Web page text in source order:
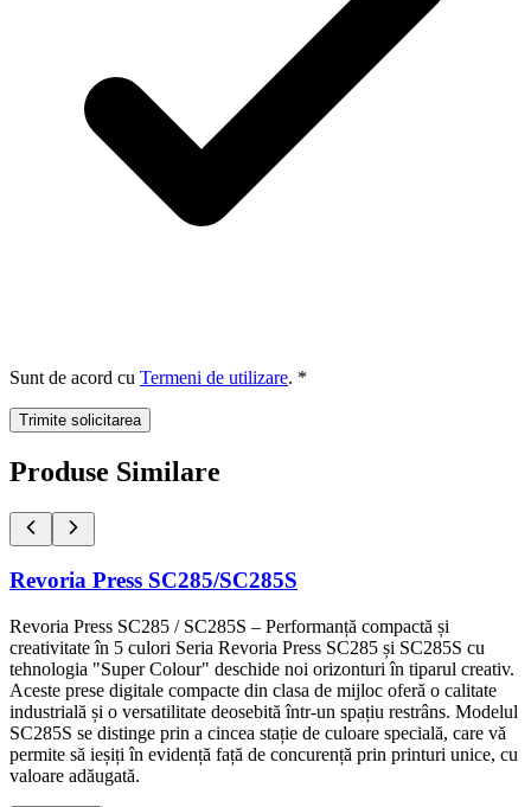
Sunt de acord cu Termeni de utilizare. *
Trimite solicitarea
Produse Similare
Revoria Press SC285/SC285S
Revoria Press SC285 / SC285S – Performanță compactă și
creativitate în 5 culori Seria Revoria Press SC285 și SC285S cu
tehnologia "Super Colour" deschide noi orizonturi în tiparul creativ.
Aceste prese digitale compacte din clasa de mijloc oferă o calitate
industrială și o versatilitate deosebită într-un spațiu restrâns. Modelul
SC285S se distinge prin a cincea stație de culoare specială, care vă
permite să ieșiți în evidență față de concurență prin printuri unice, cu
valoare adăugată.